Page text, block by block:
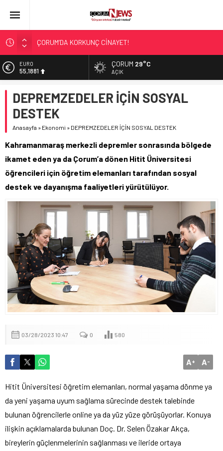
ÇORUM’DA KORKUNÇ CİNAYET!
ASLAN, CUMHURBAŞKANI BAŞDANIŞMANI OLDU
SIR PERDESİ ÇÖZÜLDÜ!
ÇATIDAN DÜŞTÜ!
EURO
55,1881
6.660,55
BİST
13.779,39
47,7111
ÇORUM 29°C
AÇIK
DEPREMZEDELER İÇİN SOSYAL
DESTEK
Anasayfa » Ekonomi » DEPREMZEDELER İÇİN SOSYAL DESTEK
Kahramanmaraş merkezli depremler sonrasında bölgede
ikamet eden ya da Çorum’a dönen Hitit Üniversitesi
öğrencileri için öğretim elemanları tarafından sosyal
destek ve dayanışma faaliyetleri yürütülüyor.
03/28/2023 10:47 0 580
A+ A-
Hitit Üniversitesi öğretim elemanları, normal yaşama dönme ya
da yeni yaşama uyum sağlama sürecinde destek talebinde
bulunan öğrencilerle online ya da yüz yüze görüşüyorlar. Konuya
ilişkin açıklamalarda bulunan Doç. Dr. Selen Özakar Akça,
bireylerin güçlenmelerinin sağlanması ve ileride ortaya